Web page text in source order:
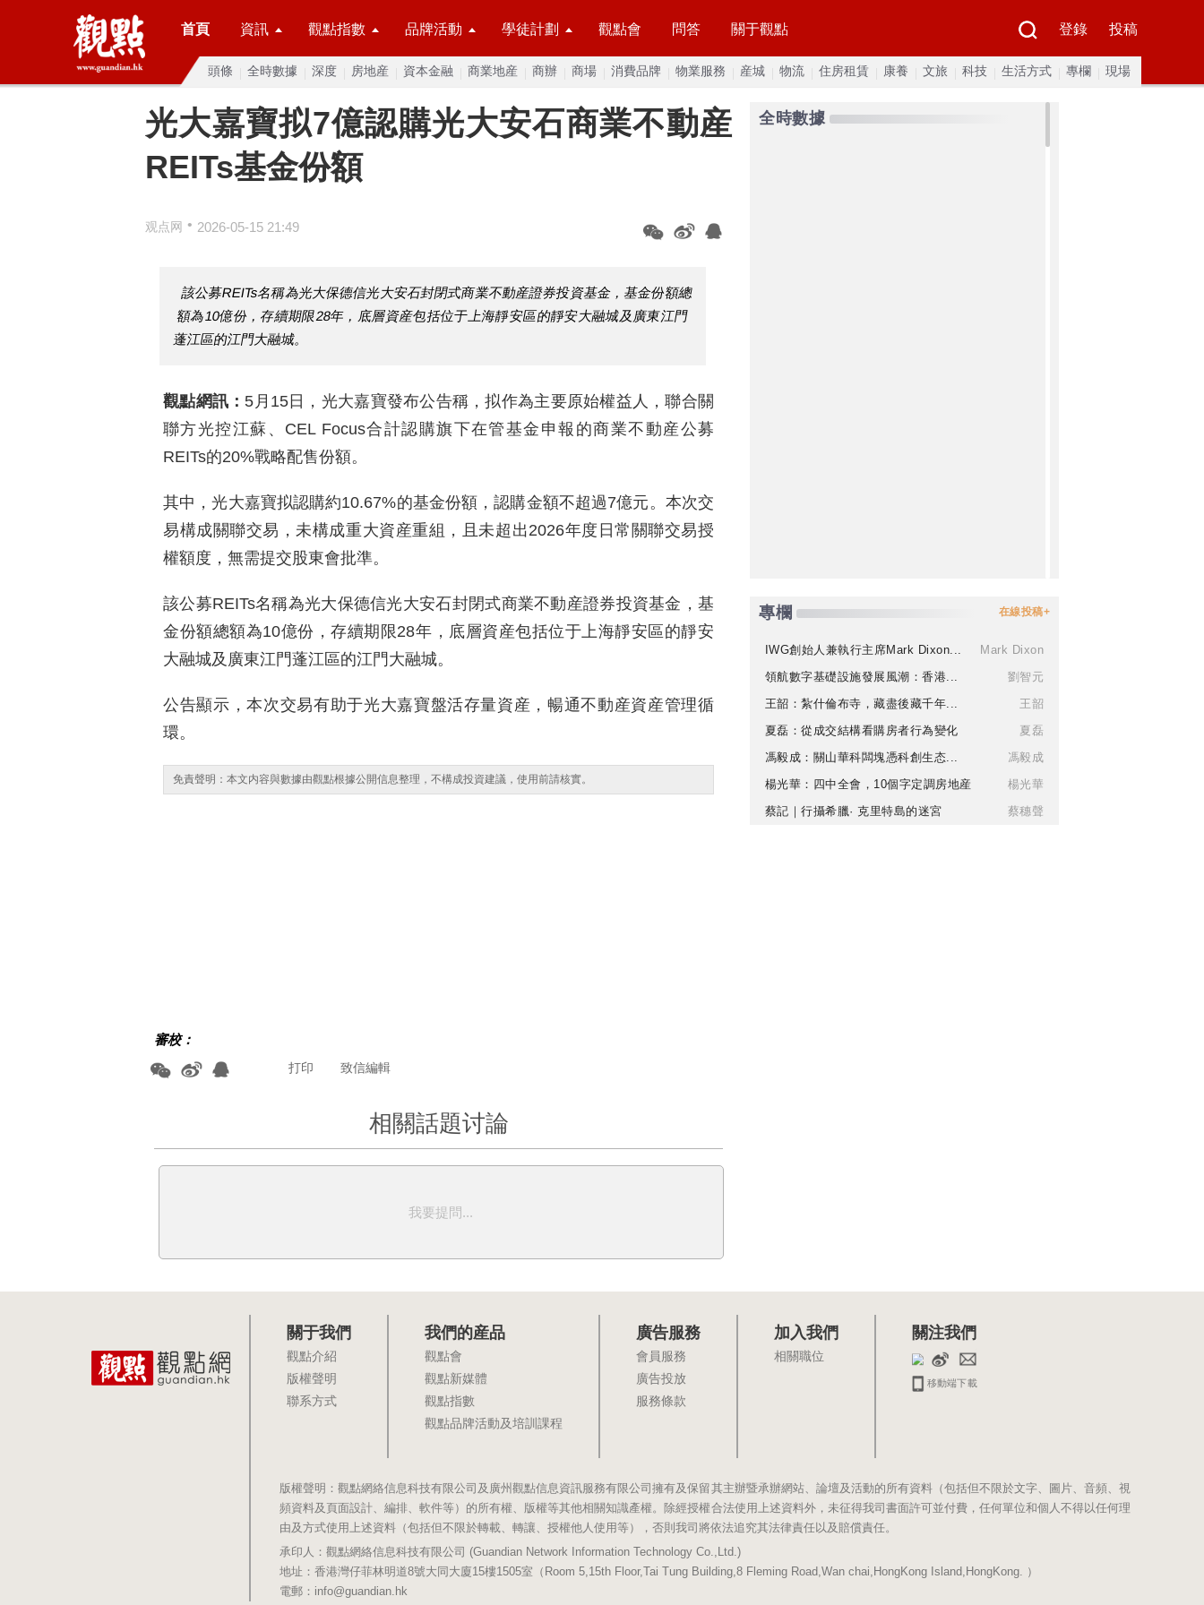
首頁 資訊 觀點指數 品牌活動 學徒計劃 觀點會 問答 關于觀點 登錄 投稿
頭條 全時數據 深度 房地産 資本金融 商業地産 商辦 商場 消費品牌 物業服務 産城 物流 住房租賃 康養 文旅 科技 生活方式 專欄 現場
光大嘉寶拟7億認購光大安石商業不動産
REITs基金份額
观点网 • 2026-05-15 21:49
該公募REITs名稱為光大保德信光大安石封閉式商業不動産證券投資基金，基金份額總
額為10億份，存續期限28年，底層資産包括位于上海靜安區的靜安大融城及廣東江門
蓬江區的江門大融城。
觀點網訊： 5月15日，光大嘉寶發布公告稱，拟作為主要原始權益人，聯合關
聯方光控江蘇、CEL Focus合計認購旗下在管基金申報的商業不動産公募
REITs的20%戰略配售份額。
其中，光大嘉寶拟認購約10.67%的基金份額，認購金額不超過7億元。本次交
易構成關聯交易，未構成重大資産重組，且未超出2026年度日常關聯交易授
權額度，無需提交股東會批準。
該公募REITs名稱為光大保德信光大安石封閉式商業不動産證券投資基金，基
金份額總額為10億份，存續期限28年，底層資産包括位于上海靜安區的靜安
大融城及廣東江門蓬江區的江門大融城。
公告顯示，本次交易有助于光大嘉寶盤活存量資産，暢通不動産資産管理循
環。
免責聲明：本文内容與數據由觀點根據公開信息整理，不構成投資建議，使用前請核實。
審校：
致信編輯
打印
相關話題讨論
我要提問...
全時數據
專欄 在線投稿+
IWG創始人兼執行主席Mark Dixon...
Mark Dixon
領航數字基礎設施發展風潮：香港...
劉智元
王韶：紮什倫布寺，藏盡後藏千年...
王韶
夏磊：從成交結構看購房者行為變化
夏磊
馮毅成：關山華科闆塊憑科創生态...
馮毅成
楊光華：四中全會，10個字定調房地産
楊光華
蔡記｜行攝希臘· 克里特島的迷宮
蔡穗聲
關于我們
觀點介紹
版權聲明
聯系方式
我們的産品
觀點會
觀點新媒體
觀點指數
觀點品牌活動及培訓課程
廣告服務
會員服務
廣告投放
服務條款
加入我們
相關職位
關注我們
移動端下載
版權聲明：觀點網絡信息科技有限公司及廣州觀點信息資訊服務有限公司擁有及保留其主辦暨承辦網站、論壇及活動的所有資料（包括但不限於文字、圖片、音頻、視
頻資料及頁面設計、編排、軟件等）的所有權、版權等其他相關知識產權。除經授權合法使用上述資料外，未征得我司書面許可並付費，任何單位和個人不得以任何理
由及方式使用上述資料（包括但不限於轉載、轉讓、授權他人使用等），否則我司將依法追究其法律責任以及賠償責任。
承印人：觀點網絡信息科技有限公司 (Guandian Network Information Technology Co.,Ltd.)
地址：香港灣仔菲林明道8號大同大廈15樓1505室（Room 5,15th Floor,Tai Tung Building,8 Fleming Road,Wan chai,HongKong Island,HongKong. ）
電郵：info@guandian.hk